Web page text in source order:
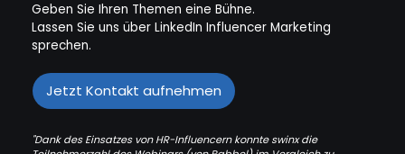
Geben Sie Ihren Themen eine Bühne.
Lassen Sie uns über LinkedIn Influencer Marketing
sprechen.
Jetzt Kontakt aufnehmen
"Dank des Einsatzes von HR-Influencern konnte swinx die